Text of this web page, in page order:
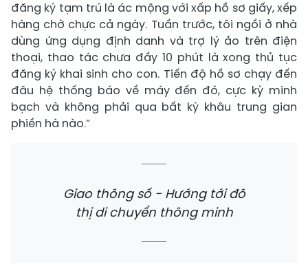
đăng ký tạm trú là ác mộng với xấp hồ sơ giấy, xếp
hàng chờ chực cả ngày. Tuần trước, tôi ngồi ở nhà
dùng ứng dụng định danh và trợ lý ảo trên điện
thoại, thao tác chưa đầy 10 phút là xong thủ tục
đăng ký khai sinh cho con. Tiến độ hồ sơ chạy đến
đâu hệ thống báo về máy đến đó, cực kỳ minh
bạch và không phải qua bất kỳ khâu trung gian
phiền hà nào.”
Giao thông số - Hướng tới đô
thị di chuyển thông minh